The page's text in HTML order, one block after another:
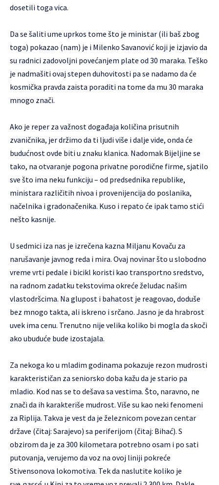
dosetili toga vica.
Da se šaliti ume uprkos tome što je ministar (ili baš zbog
toga) pokazao (nam) je i Milenko Savanović koji je izjavio da
su radnici zadovoljni povećanjem plate od 30 maraka. Teško
je nadmašiti ovaj stepen duhovitosti pa se nadamo da će
kosmička pravda zaista poraditi na tome da mu 30 maraka
mnogo znači.
Ako je reper za važnost događaja količina prisutnih
zvaničnika, jer držimo da ti ljudi više i dalje vide, onda će
budućnost ovde biti u znaku klanica. Nadomak Bijeljine se
tako, na otvaranje pogona privatne porodične firme, sjatilo
sve što ima neku funkciju – od predsednika republike,
ministara različitih nivoa i provenijencija do poslanika,
načelnika i gradonačenika. Kuso i repato će ipak tamo stići
nešto kasnije.
U sedmici iza nas je izrečena kazna Miljanu Kovaču za
narušavanje javnog reda i mira. Ovaj novinar što u slobodno
vreme vrti pedale i bicikl koristi kao transportno sredstvo,
na radnom zadatku tekstovima okreće želudac našim
vlastodršcima. Na glupost i bahatost je reagovao, doduše
bez mnogo takta, ali iskreno i srčano. Jasno je da hrabrost
uvek ima cenu. Trenutno nije velika koliko bi mogla da skoči
ako ubuduće bude izostajala.
Za nekoga ko u mladim godinama pokazuje rezon mudrosti
karakterističan za seniorsko doba kažu da je stario pa
mladio. Kod nas se to dešava sa vestima. Što, naravno, ne
znači da ih karakteriše mudrost. Više su kao neki fenomeni
za Riplija. Takva je vest da je železnicom povezan centar
države (čitaj: Sarajevo) sa periferijom (čitaj: Bihać). S
obzirom da je za 300 kilometara potrebno osam i po sati
putovanja, verujemo da voz na ovoj liniji pokreće
Stivensonova lokomotiva. Tek da naslutite koliko je